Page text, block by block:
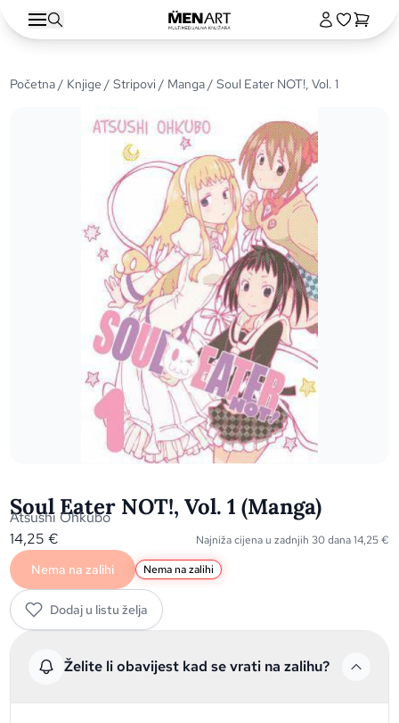
Početna/ Knjige /Stripovi/ Manga/ Soul Eater NOT!, Vol. 1
Soul Eater NOT!, Vol. 1 (Manga)
Atsushi Ohkubo
14,25€ Najniža cijena u zadnjih 30 dana14,25€
Nema na zalihi Nema na zalihi
Dodaj u listu želja
Želite li obavijest kad se vrati na zalihu?